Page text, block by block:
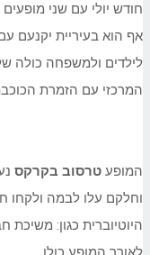
חודש יולי עם שני
אף הוא בעיריית יקנעם
לילדים ולמשפחה כולה
המרכזי עם הזמרת
המופע טרסוב בקרקס
וחלקם עלו לבמה
היוטיוברית כגון: משיכת